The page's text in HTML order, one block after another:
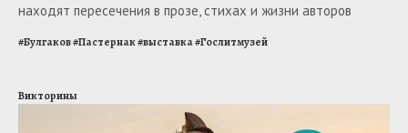
находят пересечения в прозе, стихах и жизни авторов
#Булгаков#Пастернак#выставка#Гослитмузей
Викторины